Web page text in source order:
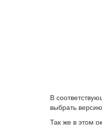
В
выбрать
Так же в этом